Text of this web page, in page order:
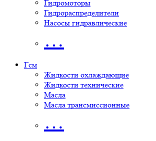
Гидромоторы
Гидрораспределители
Насосы гидравлические
…
Гсм
Жидкости охлаждающие
Жидкости технические
Масла
Масла трансмиссионные
…